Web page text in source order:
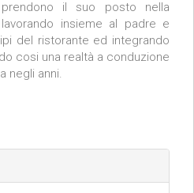
il suo posto nella
insieme al padre e
del ristorante ed integrando
cosi una realtà a conduzione
negli anni.